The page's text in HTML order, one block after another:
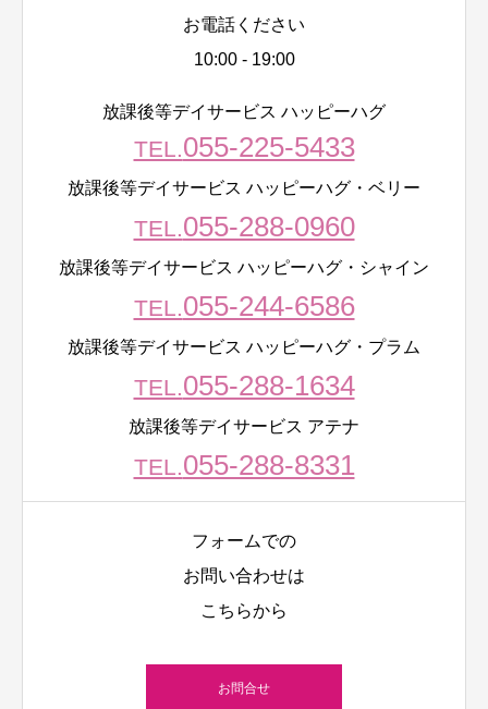
お電話ください
10:00 - 19:00
放課後等デイサービス ハッピーハグ
TEL. 055-225-5433
放課後等デイサービス ハッピーハグ・ベリー
TEL. 055-288-0960
放課後等デイサービス ハッピーハグ・シャイン
TEL. 055-244-6586
放課後等デイサービス ハッピーハグ・プラム
TEL. 055-288-1634
放課後等デイサービス アテナ
TEL. 055-288-8331
フォームでの
お問い合わせは
こちらから
お問合せ